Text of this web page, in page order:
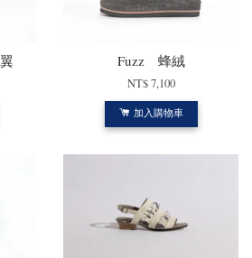
Fuzz 蜂絨
NT$ 7,100
加入購物車